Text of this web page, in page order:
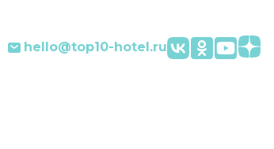
hello@top10-hotel.ru